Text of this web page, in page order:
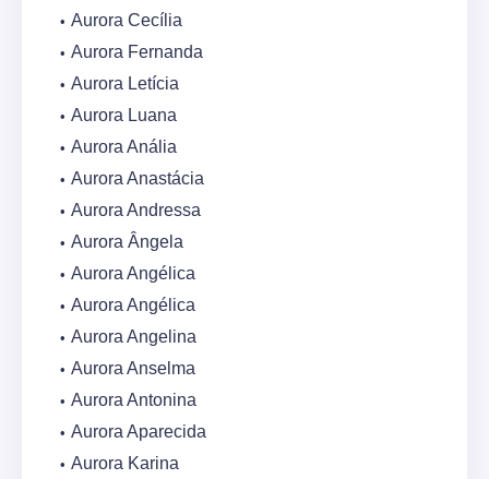
Aurora Cecília
Aurora Fernanda
Aurora Letícia
Aurora Luana
Aurora Anália
Aurora Anastácia
Aurora Andressa
Aurora Ângela
Aurora Angélica
Aurora Angélica
Aurora Angelina
Aurora Anselma
Aurora Antonina
Aurora Aparecida
Aurora Karina